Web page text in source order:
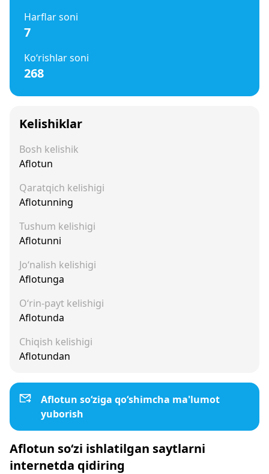
Harflar soni
7
Ko‘rishlar soni
268
Kelishiklar
Bosh kelishik
Aflotun
Qaratqich kelishigi
Aflotunning
Tushum kelishigi
Aflotunni
Jo‘nalish kelishigi
Aflotunga
O‘rin-payt kelishigi
Aflotunda
Chiqish kelishigi
Aflotundan
Aflotun so‘ziga qo‘shimcha ma'lumot
yuborish
Aflotun so‘zi ishlatilgan saytlarni
internetda qidiring